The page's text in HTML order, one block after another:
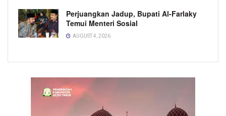
Perjuangkan Jadup, Bupati Al-Farlaky
Temui Menteri Sosial
AUGUST 4, 2026